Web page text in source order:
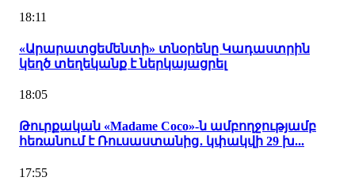
18:11
«Արարատցեմենտի» տնօրենը Կադաստրին
կեղծ տեղեկանք է ներկայացրել
18:05
Թուրքական «Madame Coco»-ն ամբողջությամբ
հեռանում է Ռուսաստանից․ կփակվի 29 խ...
17:55